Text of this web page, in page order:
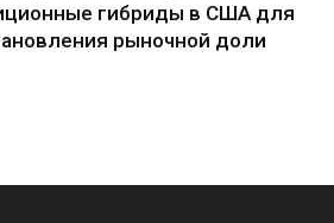
гибриды в США для
рыночной доли